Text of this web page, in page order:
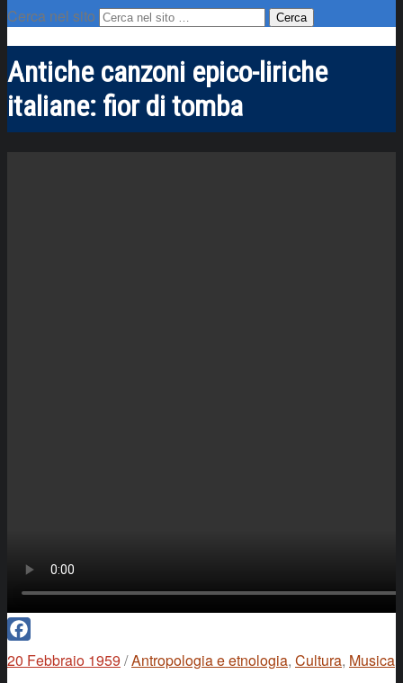
Cerca nel sito
Antiche canzoni epico-liriche
italiane: fior di tomba
Facebook
20 Febbraio 1959 /Antropologia e etnologia, Cultura, Musica